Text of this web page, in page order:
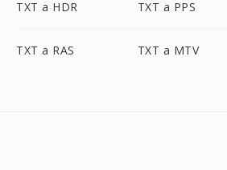
TXT a HDR TXT a PPS
TXT a RAS TXT a MTV